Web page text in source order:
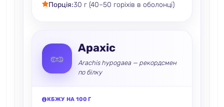
Порція:30 г (40–50 горіхів в оболонці)
🥜
Арахіс
Arachis hypogaea — рекордсмен
по білку
КБЖУ НА 100 Г